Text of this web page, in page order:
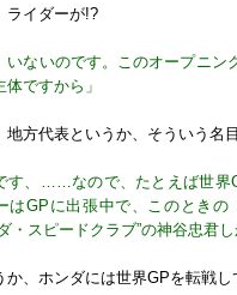
イダーが!?
いないのです。このオープニ
体ですから」
方代表というか、そういう名
す、……なので、たとえば世界
はGPに出張中で、このとき
・スピードクラブ”の神谷忠君し
、ホンダには世界GPを転戦し